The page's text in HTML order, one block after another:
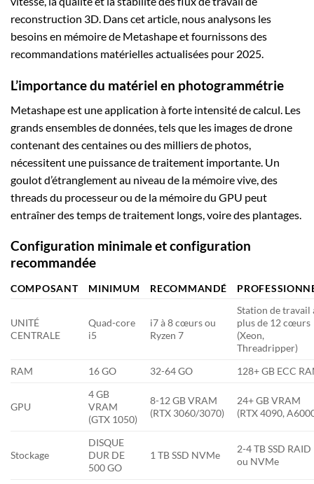
reconstruction 3D. Dans cet article, nous analysons les
besoins en mémoire de Metashape et fournissons des
recommandations matérielles actualisées pour 2025.
L’importance du matériel en photogrammétrie
Metashape est une application à forte intensité de calcul. Les
grands ensembles de données, tels que les images de drone
contenant des centaines ou des milliers de photos,
nécessitent une puissance de traitement importante. Un
goulot d’étranglement au niveau de la mémoire vive, des
threads du processeur ou de la mémoire du GPU peut
entraîner des temps de traitement longs, voire des plantages.
Configuration minimale et configuration
recommandée
COMPOSANT MINIMUM RECOMMANDÉ
UNITÉ
CENTRALE
Quad-core
i5
i7 à 8 cœurs ou
Ryzen 7
Station de travail
plus de 12 cœurs
(Xeon,
Threadripper)
RAM
16 GO 32-64 GO 128+ GB ECC
GPU
4 GB
VRAM
(GTX 1050)
8-12 GB VRAM
(RTX 3060/3070)
24+ GB VRAM
(RTX 4090,
Stockage
DISQUE
DUR DE
500 GO
1 TB SSD NVMe
2-4 TB SSD RAID
ou NVMe